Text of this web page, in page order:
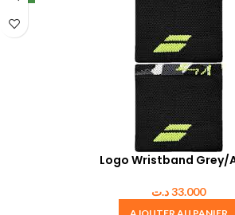
Logo Wristband Grey/
33.000د.ت